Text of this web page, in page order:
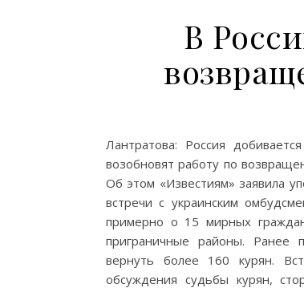
В
Лантратова: Россия
возобновят работу по
Об этом «Известиям» заявила
встречи с украинским
примерно о 15 мирных
приграничные районы. Ранее
вернуть более 160 курян.
обсуждения судьбы курян,